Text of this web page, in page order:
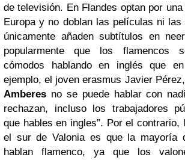
de televisión. En Flandes optan por
Europa y no doblan las películas ni
únicamente añaden subtítulos en
popularmente que los flamencos
cómodos hablando en inglés que
ejemplo, el joven erasmus Javier
Amberes no se puede hablar con
rechazan, incluso los trabajadores
que hables en ingles”. Por el contrario,
el sur de Valonia es que la mayoría
hablan flamenco, ya que los